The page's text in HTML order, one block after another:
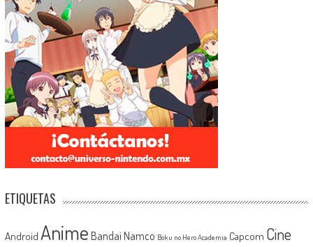
ETIQUETAS
Android Anime Bandai Namco Boku no Hero Academia Capcom Cine